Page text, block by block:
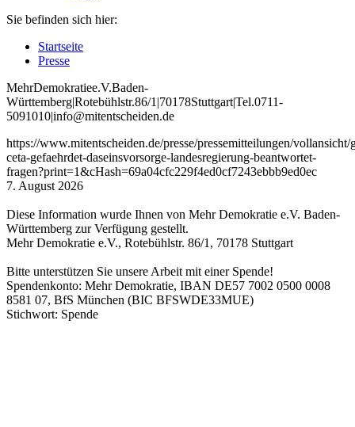
Sie befinden sich hier:
Startseite
Presse
MehrDemokratiee.V.Baden-
Württemberg|Rotebühlstr.86/1 |70178Stuttgart|Tel.0711-
5091010|info@mitentscheiden.de
https://www.mitentscheiden.de/presse/pressemitteilungen/vollansicht/
ceta-gefaehrdet-daseinsvorsorge-landesregierung-beantwortet-
fragen?print=1&cHash=69a04cfc229f4ed0cf7243ebbb9ed0ec
7. August 2026
Diese Information wurde Ihnen von Mehr Demokratie e.V. Baden-
Württemberg zur Verfügung gestellt.
Mehr Demokratie e.V., Rotebühlstr. 86/1, 70178 Stuttgart
Bitte unterstützen Sie unsere Arbeit mit einer Spende!
Spendenkonto: Mehr Demokratie, IBAN DE57 7002 0500 0008
8581 07, BfS München (BIC BFSWDE33MUE)
Stichwort: Spende